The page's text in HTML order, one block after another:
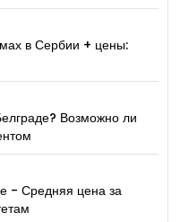
в Сербии + цены:
Возможно ли
- Средняя цена за